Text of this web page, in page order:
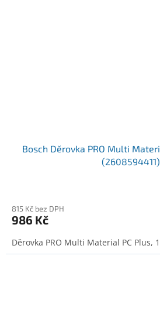
Bosch Děrovka PRO Multi
(2608594411)
815 Kč bez DPH
986 Kč
Děrovka PRO Multi Material PC Plus,